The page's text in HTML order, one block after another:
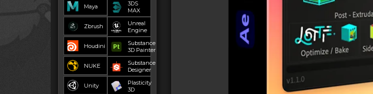
Maya
3DS
MAX
Zbrush
Unreal
Engine
Houdini
Substance
3D Painter
NUKE
Substance
Designer
Unity
Plasticity
3D